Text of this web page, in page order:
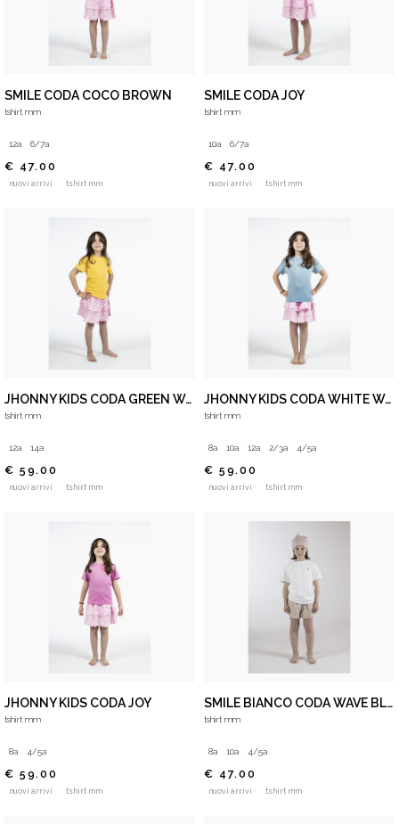
SMILE CODA COCO BROWN
tshirt mm
12a 6/7a
€ 47.00
nuovi arrivi tshirt mm
SMILE CODA JOY
tshirt mm
10a 6/7a
€ 47.00
nuovi arrivi tshirt mm
JHONNY KIDS CODA GREEN WAVE
tshirt mm
12a 14a
€ 59.00
nuovi arrivi tshirt mm
JHONNY KIDS CODA WHITE WAVE
tshirt mm
8a 10a 12a 2/3a 4/5a
€ 59.00
nuovi arrivi tshirt mm
JHONNY KIDS CODA JOY
tshirt mm
8a 4/5a
€ 59.00
nuovi arrivi tshirt mm
SMILE BIANCO CODA WAVE BLU
tshirt mm
8a 10a 4/5a
€ 47.00
nuovi arrivi tshirt mm